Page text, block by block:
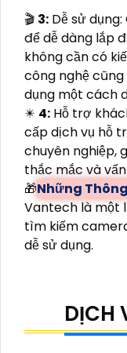
🎬 3: Dễ sử
để dễ dàng lắp
không cần có
công nghệ
dụng một cách
✴️ 4: Hỗ trợ
cấp dịch vụ hỗ
chuyên nghiệp,
thắc mắc và
🎁Những
Vantech là một
tìm kiếm
dễ sử dụng.
DỊCH